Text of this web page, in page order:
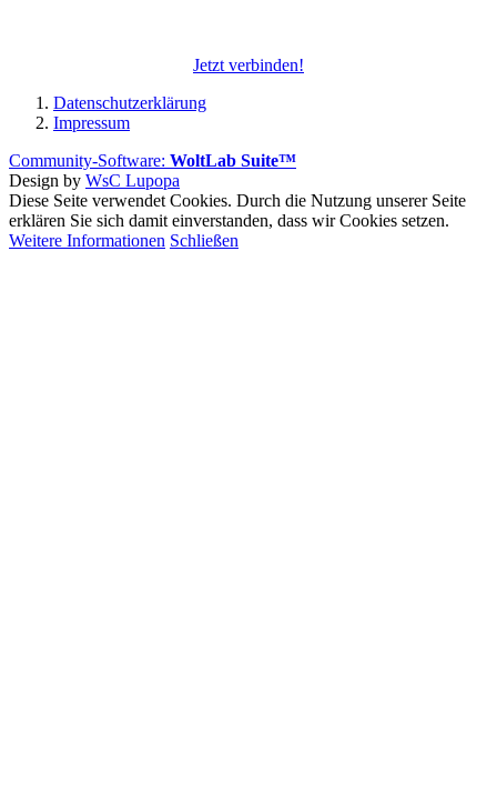
Jetzt verbinden!
Datenschutzerklärung
Impressum
Community-Software: WoltLab Suite™
Design by WsC Lupopa
Diese Seite verwendet Cookies. Durch die Nutzung unserer Seite
erklären Sie sich damit einverstanden, dass wir Cookies setzen.
Weitere Informationen Schließen